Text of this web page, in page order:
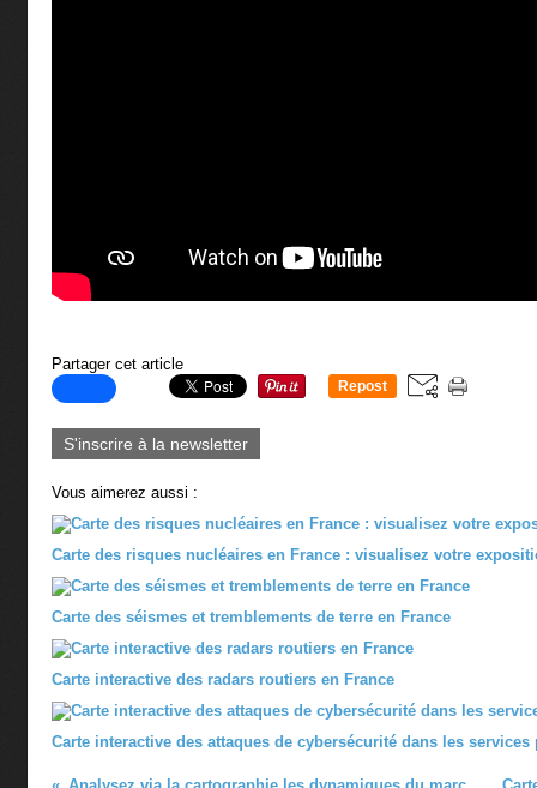
Partager cet article
Repost
S'inscrire à la newsletter
Vous aimerez aussi :
Carte des risques nucléaires en France : visualisez votre
Carte des séismes et tremblements de terre en France
Carte interactive des radars routiers en France
Carte interactive des attaques de cybersécurité dans les
Analysez via la cartographie les dynamiques du marché immobilier de votre territoire